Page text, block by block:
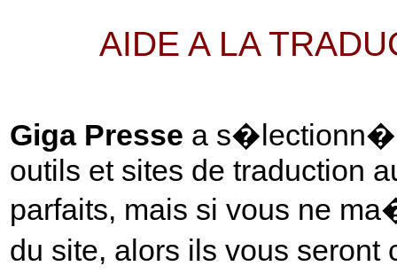
AIDE A LA
Giga Presse a s�lectionn�
outils et sites de traduction
parfaits, mais si vous ne
du site, alors ils vous